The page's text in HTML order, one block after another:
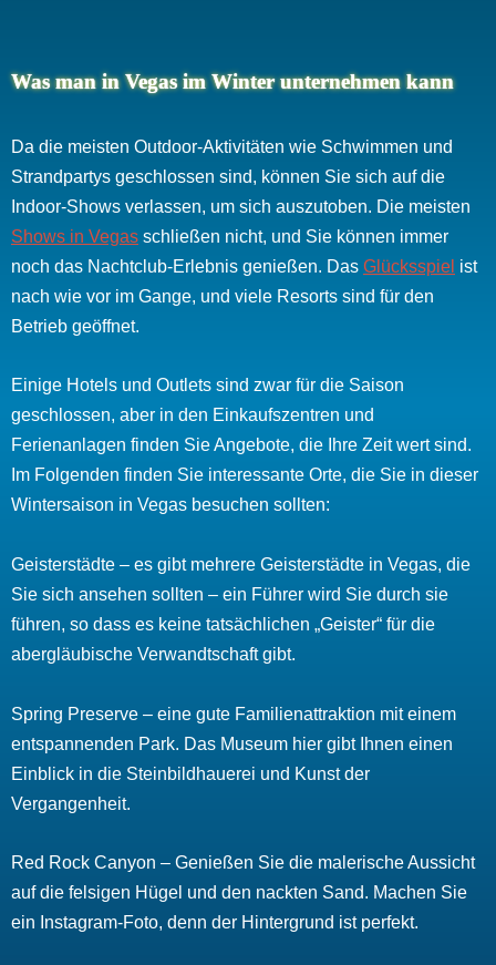
Was man in Vegas im Winter unternehmen kann
Da die meisten Outdoor-Aktivitäten wie Schwimmen und
Strandpartys geschlossen sind, können Sie sich auf die
Indoor-Shows verlassen, um sich auszutoben. Die meisten
Shows in Vegas schließen nicht, und Sie können immer
noch das Nachtclub-Erlebnis genießen. Das Glücksspiel ist
nach wie vor im Gange, und viele Resorts sind für den
Betrieb geöffnet.
Einige Hotels und Outlets sind zwar für die Saison
geschlossen, aber in den Einkaufszentren und
Ferienanlagen finden Sie Angebote, die Ihre Zeit wert sind.
Im Folgenden finden Sie interessante Orte, die Sie in dieser
Wintersaison in Vegas besuchen sollten:
Geisterstädte – es gibt mehrere Geisterstädte in Vegas, die
Sie sich ansehen sollten – ein Führer wird Sie durch sie
führen, so dass es keine tatsächlichen „Geister“ für die
abergläubische Verwandtschaft gibt.
Spring Preserve – eine gute Familienattraktion mit einem
entspannenden Park. Das Museum hier gibt Ihnen einen
Einblick in die Steinbildhauerei und Kunst der
Vergangenheit.
Red Rock Canyon – Genießen Sie die malerische Aussicht
auf die felsigen Hügel und den nackten Sand. Machen Sie
ein Instagram-Foto, denn der Hintergrund ist perfekt.